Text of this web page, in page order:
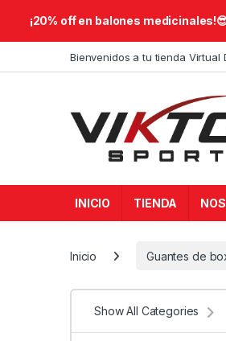
​¡20% off en balones
Bienvenidos a tu tienda Virtual
INICIO TIENDA
Inicio Guantes de
Show All Categories